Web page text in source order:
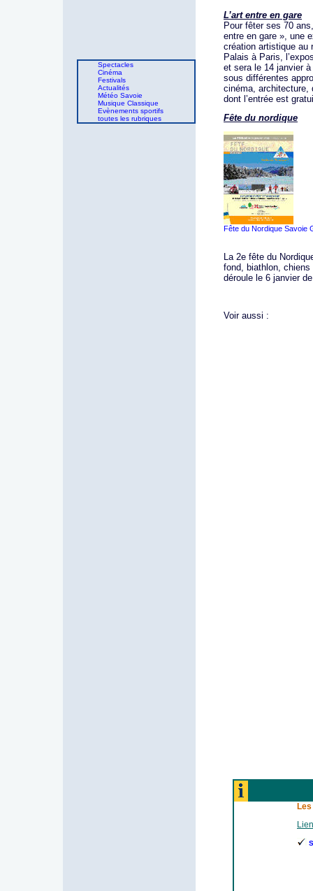
Spectacles
Cinéma
Festivals
Actualités
Météo Savoie
Musique Classique
Evènements sportifs
toutes les rubriques
L’art entre en gare
Pour fêter ses 70
entre en gare », une
création artistique au
Palais à Paris,
et sera le 14 janvier
sous différentes
cinéma,
dont l’entrée est
Fête du nordique
Fête du Nordique Savoie
La 2e fête du
fond, biathlon,
déroule le 6 janvier
Voir aussi :